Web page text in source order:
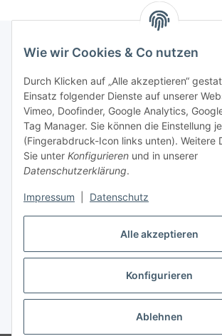
Alle akzeptieren
Konfigurieren
Ablehnen
Wie wir Cookies & Co nutzen
Durch Klicken auf „Alle akzeptieren“
Einsatz folgender Dienste auf unserer
Vimeo, Doofinder, Google Analytics,
Tag Manager. Sie können die Einstellung
(Fingerabdruck-Icon links unten). Weitere
Sie unter Konfigurieren und in unserer
Datenschutzerklärung.
Impressum Datenschutz
Rechtliches
Allgemeines
Firma
Vertrag widerrufen
* Alle Preise inkl. gesetzlicher USt., zzgl.Versand